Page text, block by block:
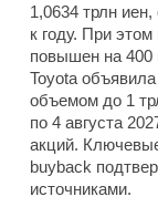
1,0634 трлн
к году. При
повышен на 400
Toyota
объемом до 1
по 4 августа
акций.
buyback
источниками.